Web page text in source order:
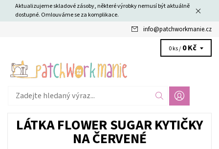
Aktualizujeme skladové zásoby, některé výrobky nemusí být aktuálně
dostupné. Omlouváme se za komplikace.
info@patchworkmanie.cz
0 ks / 0 Kč
LÁTKA FLOWER SUGAR KYTIČKY
NA ČERVENÉ